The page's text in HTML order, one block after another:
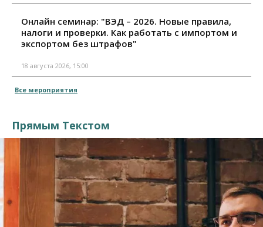
Онлайн семинар: "ВЭД – 2026. Новые правила,
налоги и проверки. Как работать с импортом и
экспортом без штрафов"
18 августа 2026, 15:00
Все мероприятия
Прямым Текстом